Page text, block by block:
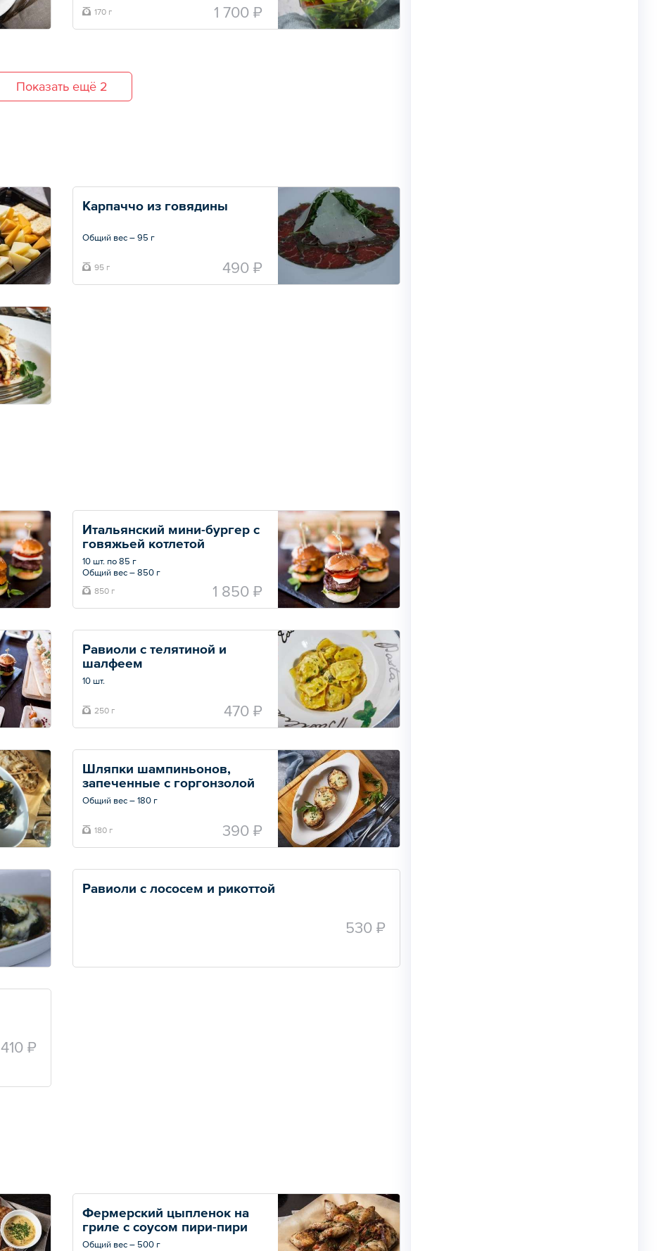
170 г 1 700 ₽
Показать ещё 2
Карпаччо из говядины
Общий вес – 95 г
95 г 490 ₽
Итальянский мини-бургер с
говяжьей котлетой
10 шт. по 85 г
Общий вес – 850 г
850 г 1 850 ₽
Равиоли с телятиной и
шалфеем
10 шт.
Общий вес – 250 г
250 г 470 ₽
Шляпки шампиньонов,
запеченные с горгонзолой
Общий вес – 180 г
180 г 390 ₽
Равиоли с лососем и рикоттой
530 ₽
410 ₽
Фермерский цыпленок на
гриле с соусом пири-пири
Общий вес – 500 г